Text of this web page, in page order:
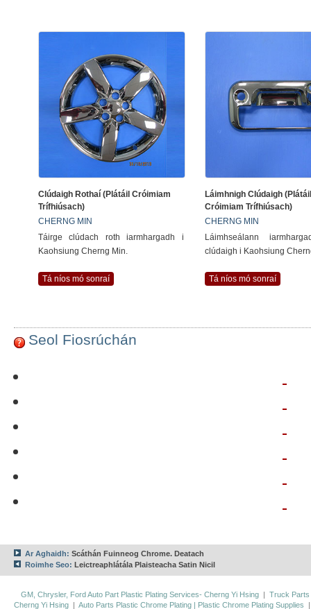
Clúdaigh Rothaí (Plátáil Cróimiam
Trífhiúsach)
CHERNG MIN
Táirge clúdach roth iarmhargadh i
Kaohsiung Cherng Min.
Tá níos mó sonraí
Láimhnigh Clúdaigh (Plátáil
Cróimiam Trífhiúsach)
CHERNG MIN
Láimhseálann
clúdaigh i Kaohsiung
Tá níos mó sonraí
Seol Fiosrúchán
Ar Aghaidh: Scáthán Fuinneog Chrome. Deatach
Roimhe Seo: Leictreaphlátála Plaisteacha Satin Nicil
GM, Chrysler, Ford Auto Part Plastic Plating Services- Cherng Yi Hsing | Truck Parts
Cherng Yi Hsing |Auto Parts Plastic Chrome Plating | Plastic Chrome Plating Supplies